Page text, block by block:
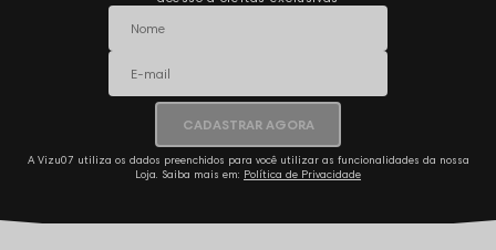
CADASTRAR AGORA
A Vizu07 utiliza os dados preenchidos para você utilizar as funcionalidades da nossa
Loja. Saiba mais em: Política de Privacidade